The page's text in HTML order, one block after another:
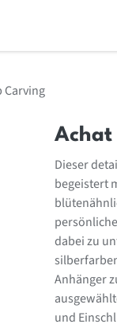
Carving
Achat
Dieser
begeistert
dabei zu
Anhänger
und